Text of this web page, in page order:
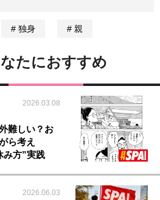
独身 親
たにおすすめ
2026.03.08
難しい？お
ら考え
み方”実践
2026.06.03